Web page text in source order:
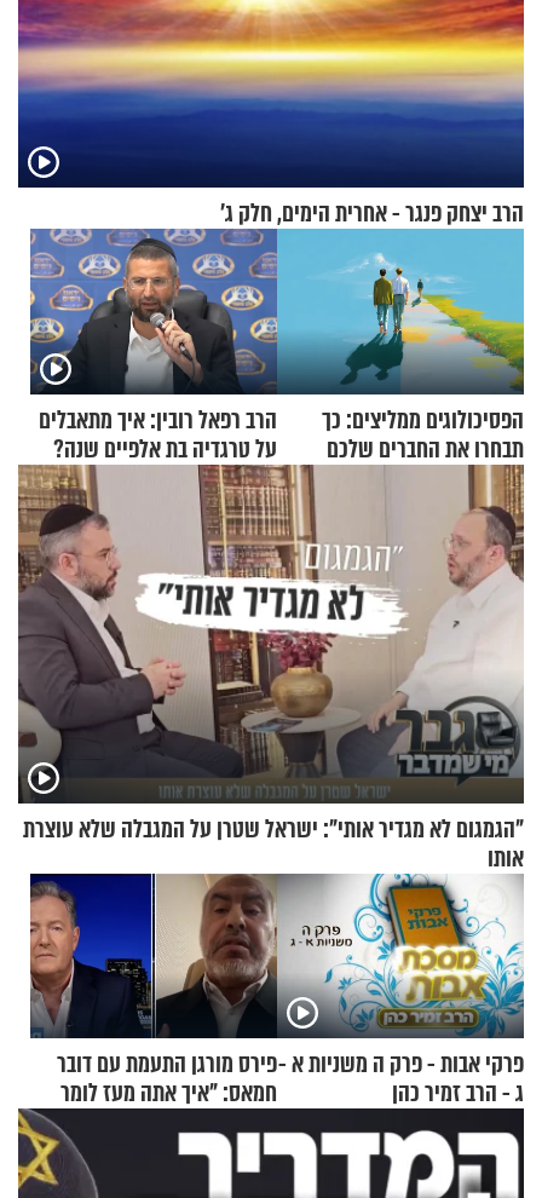
הרב יצחק פנגר - אחרית הימים, חלק ג’
הפסיכולוגים ממליצים: כך
תבחרו את החברים שלכם
בחיים
הרב רפאל רובין: איך מתאבלים
על טרגדיה בת אלפיים שנה?
"הגמגום לא מגדיר אותי": ישראל שטרן על המגבלה שלא עוצרת
אותו
פרקי אבות - פרק ה משניות א -
ג - הרב זמיר כהן
פירס מורגן התעמת עם דובר
חמאס: "איך אתה מעז לומר
שלא ביצעתם פשעי מלחמה?!"